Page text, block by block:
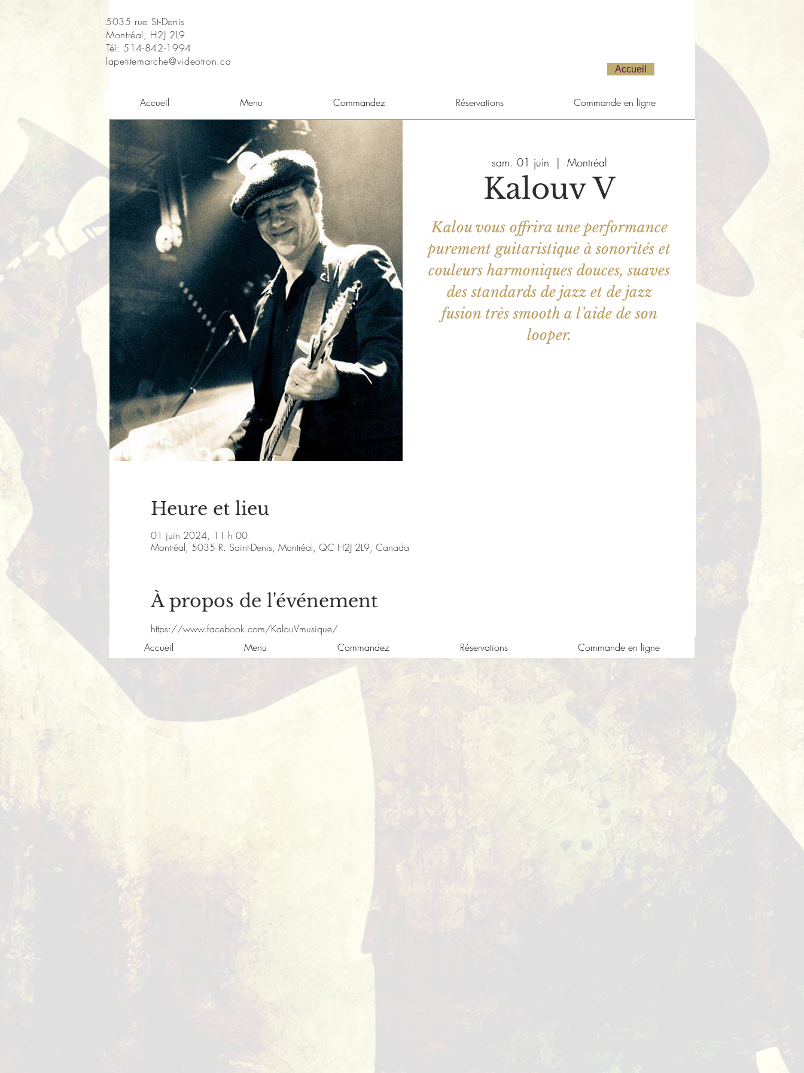
5035 rue St-Denis
Montréal, H2J 2L9
Tél: 514-842-1994
lapetitemarche@videotron.ca
Accueil
Accueil Menu Commandez Réservations Commande en ligne
sam. 01 juin
  |
Montréal
Kalouv V
Kalou vous offrira une performance
purement guitaristique à sonorités et
couleurs harmoniques douces, suaves
des standards de jazz et de jazz
fusion très smooth a l’aide de son
looper.
Heure et lieu
01 juin 2024, 11 h 00
Montréal, 5035 R. Saint-Denis, Montréal, QC H2J 2L9, Canada
À propos de l'événement
https://www.facebook.com/KalouVmusique/
Accueil
Menu Commandez Réservations Commande en ligne